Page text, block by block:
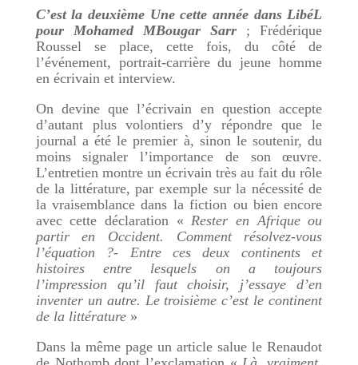
C’est la deuxième Une cette année dans LibéL
pour Mohamed MBougar Sarr ; Frédérique
Roussel se place, cette fois, du côté de
l’événement, portrait-carrière du jeune homme
en écrivain et interview.
On devine que l’écrivain en question accepte
d’autant plus volontiers d’y répondre que le
journal a été le premier à, sinon le soutenir, du
moins signaler l’importance de son œuvre.
L’entretien montre un écrivain très au fait du rôle
de la littérature, par exemple sur la nécessité de
la vraisemblance dans la fiction ou bien encore
avec cette déclaration « Rester en Afrique ou
partir en Occident. Comment résolvez-vous
l’équation ?- Entre ces deux continents et
histoires entre lesquels on a toujours
l’impression qu’il faut choisir, j’essaye d’en
inventer un autre. Le troisième c’est le continent
de la littérature »
Dans la même page un article salue le Renaudot